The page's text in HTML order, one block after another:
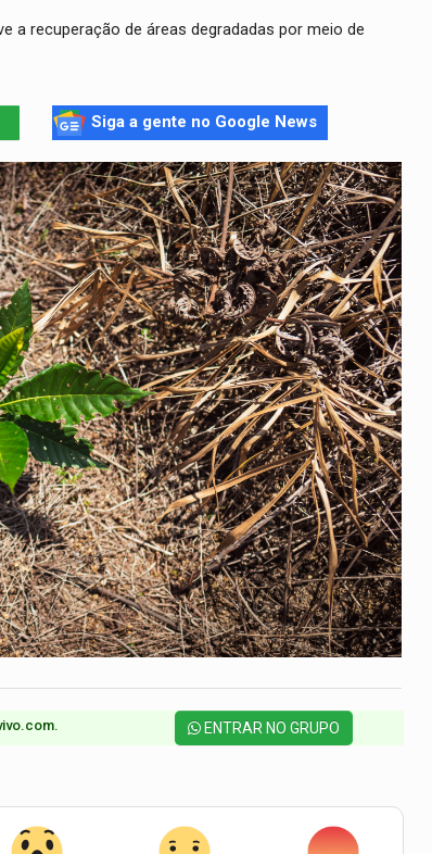
a recuperação de áreas degradadas por meio de
Siga a gente no Google News
ENTRAR NO GRUPO